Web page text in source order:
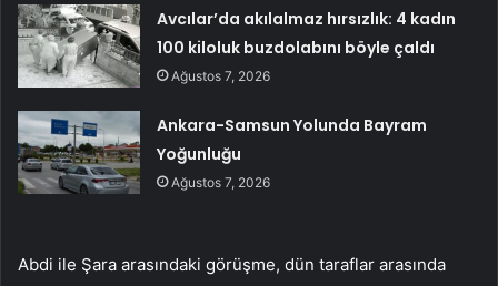
Avcılar’da akılalmaz hırsızlık: 4 kadın
100 kiloluk buzdolabını böyle çaldı
Ağustos 7, 2026
Ankara-Samsun Yolunda Bayram
Yoğunluğu
Ağustos 7, 2026
Abdi ile Şara arasındaki görüşme, dün taraflar arasında